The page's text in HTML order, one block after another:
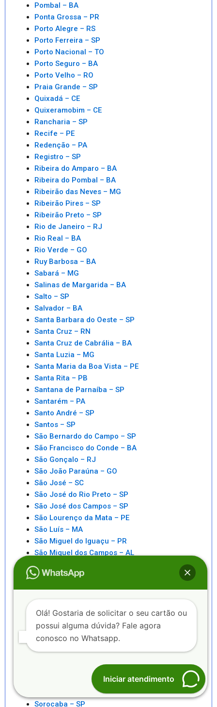
Pombal – BA
Ponta Grossa – PR
Porto Alegre – RS
Porto Ferreira – SP
Porto Nacional – TO
Porto Seguro – BA
Porto Velho – RO
Praia Grande – SP
Quixadá – CE
Quixeramobim – CE
Rancharia – SP
Recife – PE
Redenção – PA
Registro – SP
Ribeira do Amparo – BA
Ribeira do Pombal – BA
Ribeirão das Neves – MG
Ribeirão Pires – SP
Ribeirão Preto – SP
Rio de Janeiro – RJ
Rio Real – BA
Rio Verde – GO
Ruy Barbosa – BA
Sabará – MG
Salinas de Margarida – BA
Salto – SP
Salvador – BA
Santa Barbara do Oeste – SP
Santa Cruz – RN
Santa Cruz de Cabrália – BA
Santa Luzia – MG
Santa Maria da Boa Vista – PE
Santa Rita – PB
Santana de Parnaíba – SP
Santarém – PA
Santo André – SP
Santos – SP
São Bernardo do Campo – SP
São Francisco do Conde – BA
São Gonçalo – RJ
São João Paraúna – GO
São José – SC
São José do Rio Preto – SP
São José dos Campos – SP
São Lourenço da Mata – PE
São Luís – MA
São Miguel do Iguaçu – PR
São Miguel dos Campos – AL
São Paulo – SP
São Pedro da Aldeia – RJ
São Sebastiao – SP
São Sebastião – AL
Saquarema – RJ
Senhor do Bonfim – BA
Seropédica – RJ
Sete Lagoas – MG
Sorocaba – SP
Olá! Gostaria de solicitar o seu cartão ou
possui alguma dúvida? Fale agora
conosco no Whatsapp.
Iniciar atendimento